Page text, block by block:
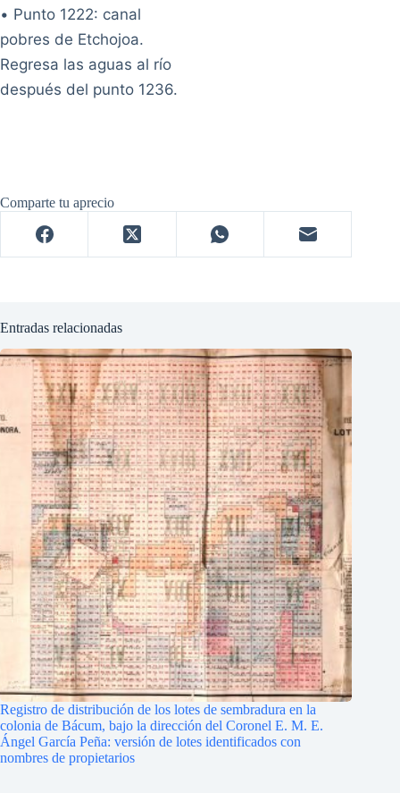
• Punto 1222: canal
pobres de Etchojoa.
Regresa las aguas al río
después del punto 1236.
Comparte tu aprecio
Entradas relacionadas
Registro de distribución de los lotes de sembradura en la
colonia de Bácum, bajo la dirección del Coronel E. M. E.
Ángel García Peña: versión de lotes identificados con
nombres de propietarios